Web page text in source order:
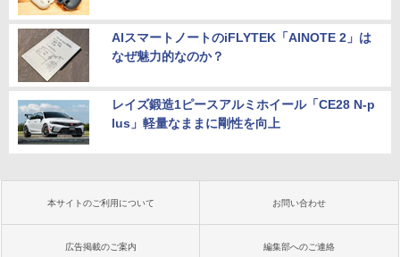
AIスマートノートのiFLYTEK「AINOTE 2」は
なぜ魅力的なのか？
レイズ鍛造1ピースアルミホイール「CE28 N-p
lus」軽量なままに剛性を向上
本サイトのご利用について お問い合わせ
広告掲載のご案内 編集部へのご連絡